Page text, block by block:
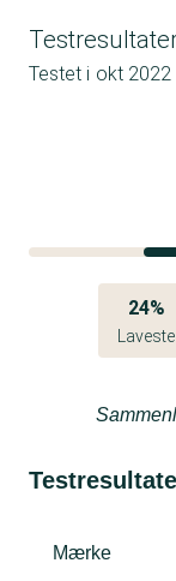
Testet i okt 2022
24%
Laveste
Mærke